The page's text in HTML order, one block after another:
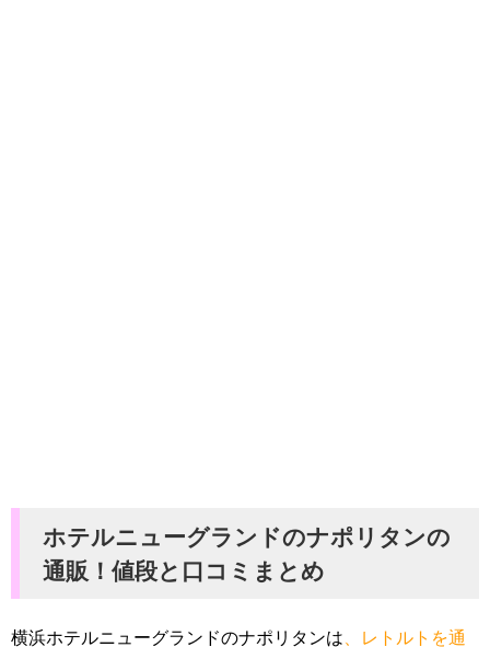
ホテルニューグランドのナポリタンの
通販！値段と口コミまとめ
横浜ホテルニューグランドのナポリタンは 、レトルトを通